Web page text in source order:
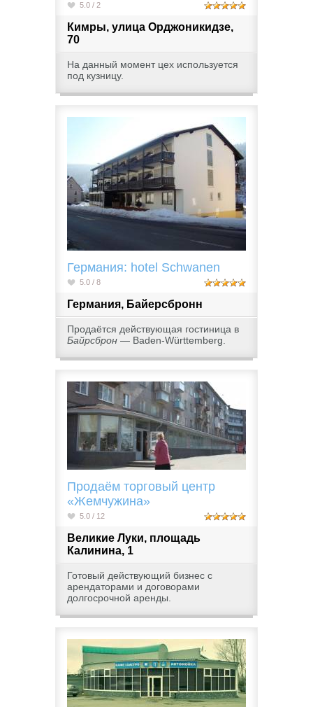
5.0 / 2
Кимры, улица Орджоникидзе,
70
На данный момент цех используется
под кузницу.
Германия: hotel Schwanen
5.0 / 8
Германия, Байерсбронн
Продаётся действующая гостиница в
Байрсброн — Baden-Württemberg.
Продаём торговый центр
«Жемчужина»
5.0 / 12
Великие Луки, площадь
Калинина, 1
Готовый действующий бизнес с
арендаторами и договорами
долгосрочной аренды.